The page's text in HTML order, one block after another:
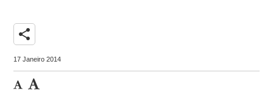
share
17 Janeiro 2014